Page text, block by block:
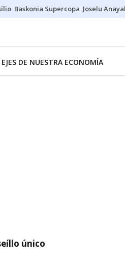
Baskonia Supercopa Joselu
EJES DE NUESTRA ECONOMÍA
único